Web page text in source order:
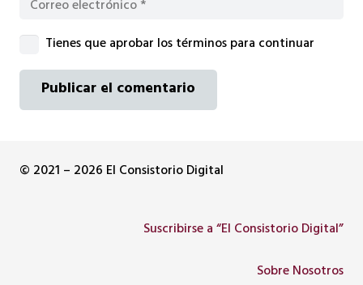
Tienes que aprobar los términos para continuar
Publicar el comentario
© 2021 – 2026 El Consistorio Digital
Suscribirse a “El Consistorio Digital”
Sobre Nosotros